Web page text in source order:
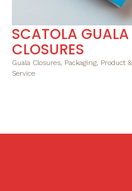
SCATOLA GUALA
CLOSURES
Guala Closures, Packaging, Product &
Service